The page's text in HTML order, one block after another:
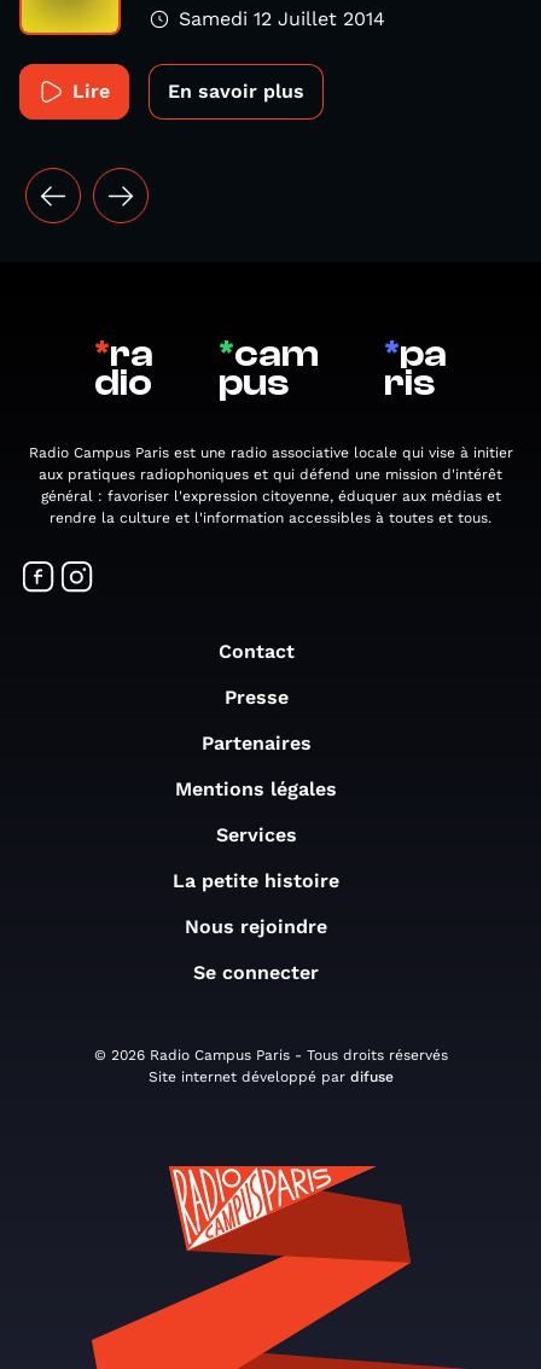
Samedi 12 Juillet 2014
Lire En savoir plus
*ra
dio
*cam
pus
*pa
ris
Radio Campus Paris est une radio associative locale qui vise à initier
aux pratiques radiophoniques et qui défend une mission d'intérêt
général : favoriser l'expression citoyenne, éduquer aux médias et
rendre la culture et l'information accessibles à toutes et tous.
Contact
Presse
Partenaires
Mentions légales
Services
La petite histoire
Nous rejoindre
Se connecter
© 2026 Radio Campus Paris - Tous droits réservés
Site internet développé par difuse